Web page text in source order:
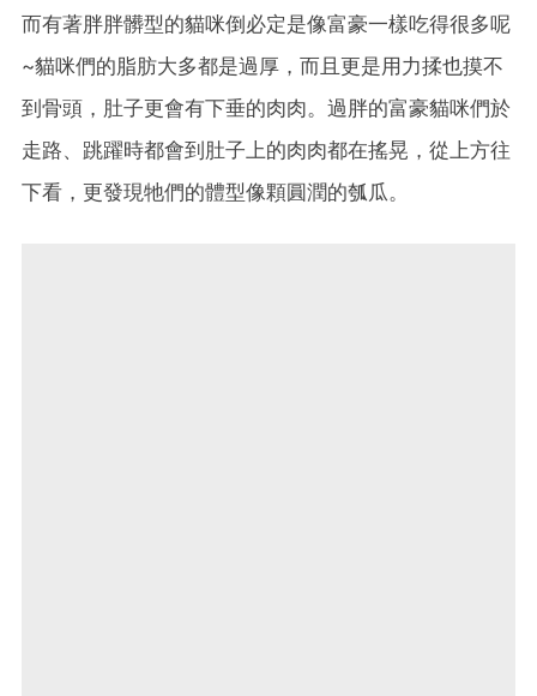
而有著胖胖髒型的貓咪倒必定是像富豪一樣吃得很多呢
~貓咪們的脂肪大多都是過厚，而且更是用力揉也摸不
到骨頭，肚子更會有下垂的肉肉。過胖的富豪貓咪們於
走路、跳躍時都會到肚子上的肉肉都在搖晃，從上方往
下看，更發現牠們的體型像顆圓潤的瓠瓜。